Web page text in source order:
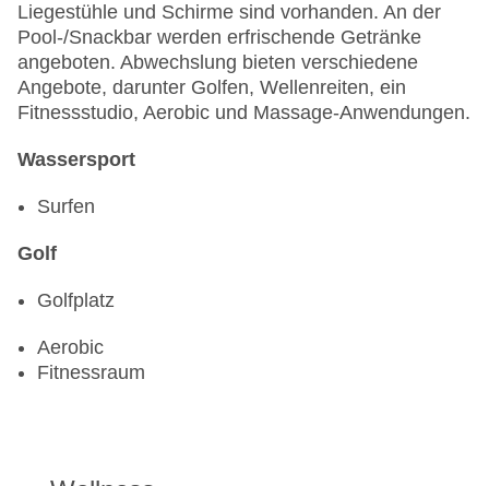
Liegestühle und Schirme sind vorhanden. An der
Pool-/Snackbar werden erfrischende Getränke
angeboten. Abwechslung bieten verschiedene
Angebote, darunter Golfen, Wellenreiten, ein
Fitnessstudio, Aerobic und Massage-Anwendungen.
Wassersport
Surfen
Golf
Golfplatz
Aerobic
Fitnessraum